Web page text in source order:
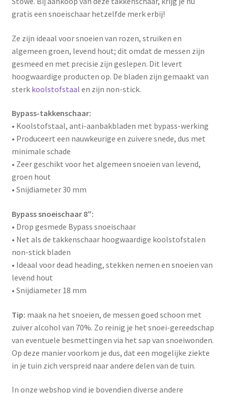
gratis een snoeischaar hetzelfde merk erbij!
Ze zijn ideaal voor snoeien van rozen, struiken en
algemeen groen, levend hout; dit omdat de messen zijn
gesmeed en met precisie zijn geslepen. Dit levert
hoogwaardige producten op. De bladen zijn gemaakt van
sterk koolstofstaal en zijn non-stick.
Bypass-takkenschaar:
• Koolstofstaal, anti-aanbakbladen met bypass-werking
• Produceert een nauwkeurige en zuivere snede, dus met
minimale schade
• Zeer geschikt voor het algemeen snoeien van levend,
groen hout
• Snijdiameter 30 mm
Bypass snoeischaar 8″:
• Drop gesmede Bypass snoeischaar
• Net als de takkenschaar hoogwaardige koolstofstalen
non-stick bladen
• Ideaal voor dead heading, stekken nemen en snoeien van
levend hout
• Snijdiameter 18 mm
Tip: maak na het snoeien, de messen goed schoon met
zuiver alcohol van 70%. Zo reinig je het snoei-gereedschap
van eventuele besmettingen via het sap van snoeiwonden.
Op deze manier voorkom je dus, dat een mogelijke ziekte
in je tuin zich verspreid naar andere delen van de tuin.
In onze webshop vind je bovendien diverse andere